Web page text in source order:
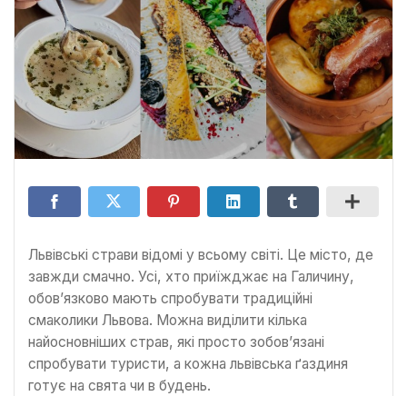
Львівські страви відомі у всьому світі. Це місто, де
завжди смачно. Усі, хто приїжджає на Галичину,
обов’язково мають спробувати традиційні
смаколики Львова. Можна виділити кілька
найосновніших страв, які просто зобов’язані
спробувати туристи, а кожна львівська ґаздиня
готує на свята чи в будень.